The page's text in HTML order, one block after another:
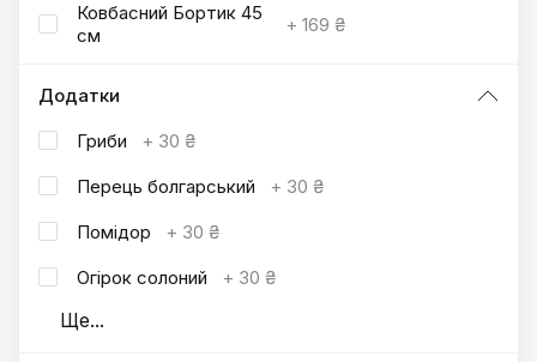
Ковбасний Бортик 45
см
+ 169 ₴
Додатки
Гриби
+ 30 ₴
Перець болгарський
+ 30 ₴
Помідор
+ 30 ₴
Огірок солоний
+ 30 ₴
Ще...